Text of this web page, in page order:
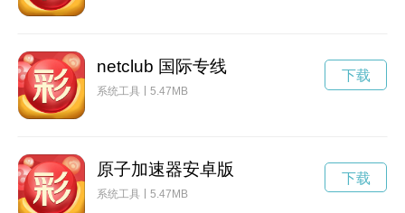
netclub 国际专线
系统工具 5.47MB
下载
原子加速器安卓版
系统工具 5.47MB
下载